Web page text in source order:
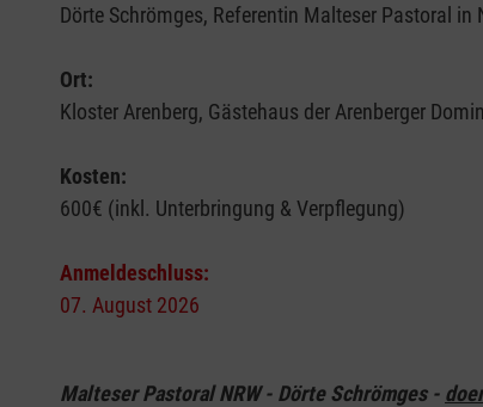
Dörte Schrömges, Referentin Malteser Pastoral in
Ort:
Kloster Arenberg, Gästehaus der Arenberger
Kosten:
600€ (inkl. Unterbringung & Verpflegung)
Anmeldeschluss:
07. August 2026
Malteser Pastoral NRW - Dörte Schrömges -